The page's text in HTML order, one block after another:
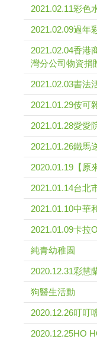
2021.02.11彩色
2021.02.09過年
2021.02.04香港
灣分公司物資捐
2021.02.03書法
2021.01.29侒可
2021.01.28愛愛
2021.01.26鐵馬
2020.01.19【原
2021.01.14台北
2021.01.10中華
2021.01.09卡拉
純青幼稚園
2020.12.31彩慧
狗醫生活動
2020.12.26叮叮
2020.12.25HO